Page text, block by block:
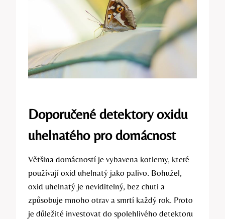
Doporučené detektory oxidu
uhelnatého pro domácnost
Většina domácností je vybavena kotlemy, které
používají oxid uhelnatý jako palivo. Bohužel,
oxid uhelnatý je neviditelný, bez chuti a
způsobuje mnoho otrav a smrtí každý rok. Proto
je důležité investovat do spolehlivého detektoru